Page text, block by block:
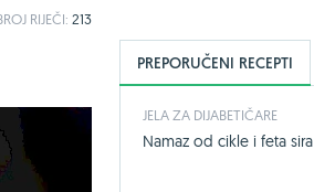
RIJEČI: 213
PREPORUČENI RECEPTI
JELA ZA DIJABETIČARE
Namaz od cikle i feta sira